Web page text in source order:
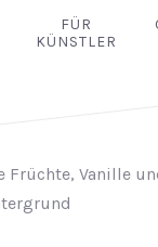
FÜR
KÜNSTLER
Früchte, Vanille